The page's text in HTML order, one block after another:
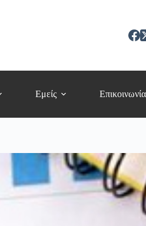
Εμείς Επικοινωνία